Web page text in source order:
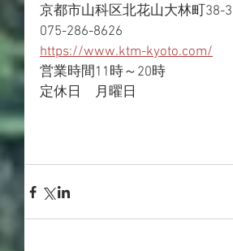
京都市山科区北花山大林町38-3
075-286-8626
https://www.ktm-kyoto.com/
営業時間11時～20時
定休日　月曜日